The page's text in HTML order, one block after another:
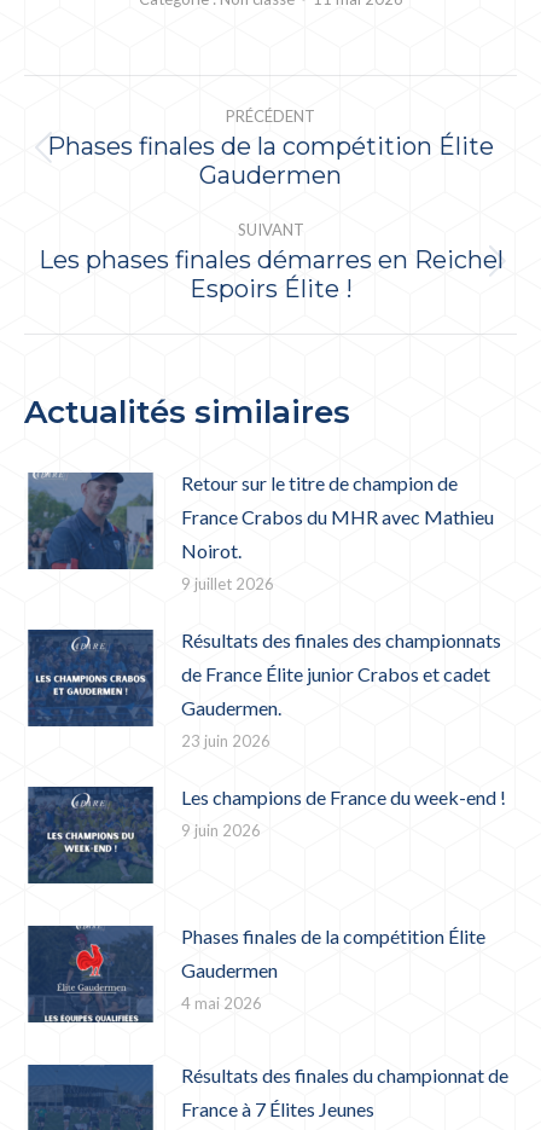
ARTICLE
PRÉCÉDENT
Article
:
Phases finales de la compétition Élite
Gaudermen
SUIVANT
Article
Les phases finales démarres en Reichel
Espoirs Élite !
Actualités similaires
Retour sur le titre de champion de
France Crabos du MHR avec Mathieu
Noirot.
9 juillet 2026
Résultats des finales des championnats
de France Élite junior Crabos et cadet
Gaudermen.
23 juin 2026
Les champions de France du week-end !
9 juin 2026
Phases finales de la compétition Élite
Gaudermen
4 mai 2026
Résultats des finales du championnat de
France à 7 Élites Jeunes